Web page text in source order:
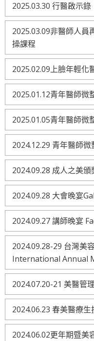
2025.03.30 行醫啟示錄
2025.03.09非醫師人員
操課程
2025.02.09上臉年輕化
2025.01.12青年醫師
2025.01.05青年醫師
2024.12.29 青年醫師
2024.09.28 成人之美頒
2024.09.28 大會晚宴
2024.09.27 講師晚宴
2024.09.28-29 台灣美
International Annual
2024.07.20-21 美醫管
2024.06.23 春美醫療
2024.06.02更年期暨美